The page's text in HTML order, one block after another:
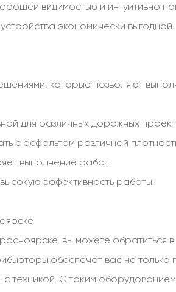
видимостью и интуитивно
экономически выгодной.
которые позволяют
для различных дорожных
с асфальтом различной
выполнение работ.
эффективность работы.
вы можете
обеспечат вас не
техникой. С таким